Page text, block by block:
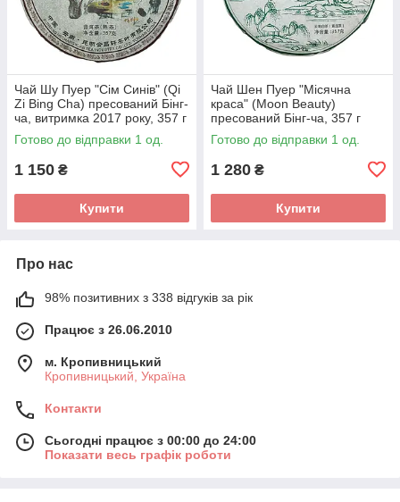
Чай Шу Пуер "Сім Синів" (Qi
Zi Bing Cha) пресований Бінг-
ча, витримка 2017 року, 357 г
Готово до відправки 1 од.
1 150 ₴
Купити
Чай Шен Пуер "Місячна
краса" (Moon Beauty)
пресований Бінг-ча, 357 г
Готово до відправки 1 од.
1 280 ₴
Купити
Про нас
98% позитивних з 338 відгуків за рік
Працює з 26.06.2010
м. Кропивницький
Кропивницький, Україна
Контакти
Сьогодні працює з 00:00 до 24:00
Показати весь графік роботи